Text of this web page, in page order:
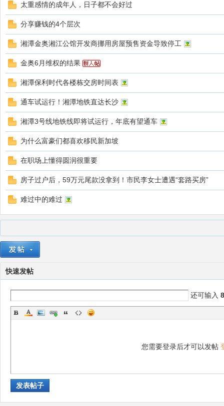
太重感情的成年人，日子都不会好过
分享赚钱的4个层次
湘潭金奥湘江公馆开发商挪用房屋预售资金导致停工
金奥6月维权的结果
湘潭保利时代各楼栋交房时间表
通车试运行！湘潭地铁直达长沙
湘潭3号线地铁线即将试运行，年底有望通车
为什么富豪们都喜欢移民新加坡
在职场上懂得圆润很重要
房子过户后，59万元尾款没拿到！市民李女士遭遇“套路买房”
难过中的难过
快速发帖
还可输入
您需要登录后才可以发帖
发表帖子